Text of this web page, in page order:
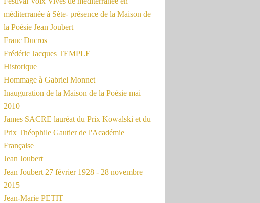
méditerranée à Sète- présence de la Maison de
la Poésie Jean Joubert
Franc Ducros
Frédéric Jacques TEMPLE
Historique
Hommage à Gabriel Monnet
Inauguration de la Maison de la Poésie mai
2010
James SACRE lauréat du Prix Kowalski et du
Prix Théophile Gautier de l'Académie
Française
Jean Joubert
Jean Joubert 27 février 1928 - 28 novembre
2015
Jean-Marie PETIT